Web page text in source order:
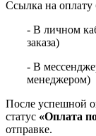
Ссылка на оплату
- В личном
заказа)
- В
менеджером)
После успешной
статус «Оплата
отправке.